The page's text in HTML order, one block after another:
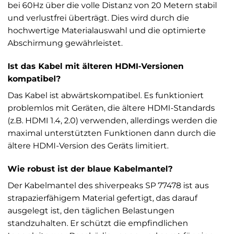
bei 60Hz über die volle Distanz von 20 Metern stabil
und verlustfrei überträgt. Dies wird durch die
hochwertige Materialauswahl und die optimierte
Abschirmung gewährleistet.
Ist das Kabel mit älteren HDMI-Versionen
kompatibel?
Das Kabel ist abwärtskompatibel. Es funktioniert
problemlos mit Geräten, die ältere HDMI-Standards
(z.B. HDMI 1.4, 2.0) verwenden, allerdings werden die
maximal unterstützten Funktionen dann durch die
ältere HDMI-Version des Geräts limitiert.
Wie robust ist der blaue Kabelmantel?
Der Kabelmantel des shiverpeaks SP 77478 ist aus
strapazierfähigem Material gefertigt, das darauf
ausgelegt ist, den täglichen Belastungen
standzuhalten. Er schützt die empfindlichen